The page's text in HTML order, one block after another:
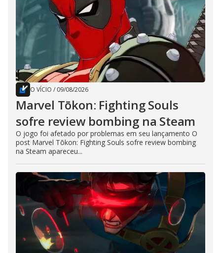
O VÍCIO / 09/08/2026
Marvel Tōkon: Fighting Souls
sofre review bombing na Steam
O jogo foi afetado por problemas em seu lançamento O
post Marvel Tōkon: Fighting Souls sofre review bombing
na Steam apareceu...